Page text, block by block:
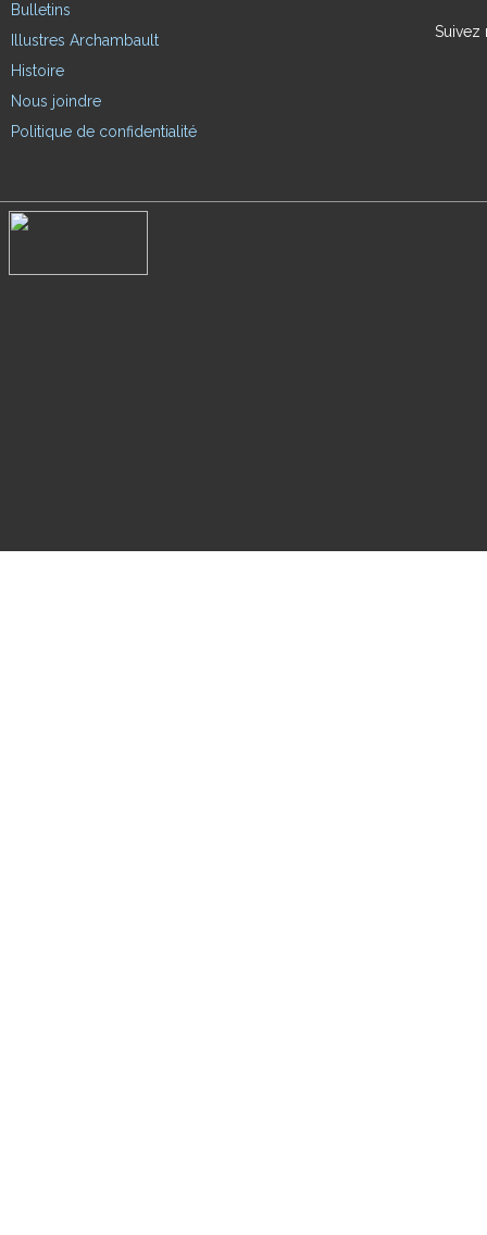
Bulletins
Illustres Archambault
Histoire
Nous joindre
Politique de confidentialité